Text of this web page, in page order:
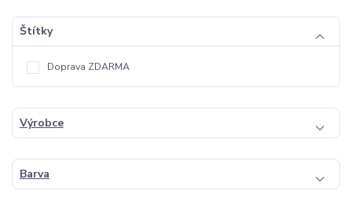
Štítky
Doprava ZDARMA
Výrobce
Barva